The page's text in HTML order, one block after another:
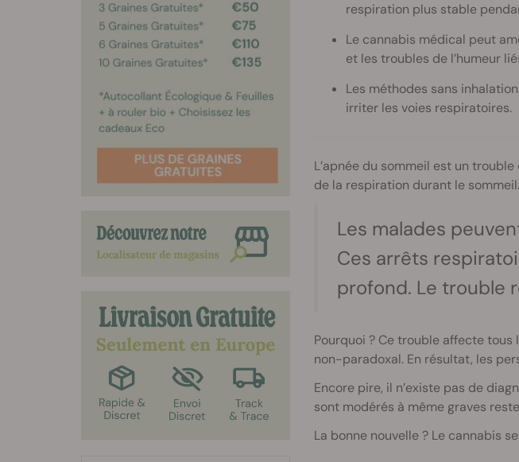
respiration plus stable
Le cannabis médical peut
et les troubles de l’humeur
Les méthodes sans
irriter les voies respiratoires.
L’apnée du sommeil est un
de la respiration durant le
Les malades
Ces arrêts
profond. Le trouble
Pourquoi ? Ce trouble affecte
non-paradoxal. En résultat, les
Encore pire, il n’existe pas de
sont modérés à même graves
La bonne nouvelle ? Le cannabis